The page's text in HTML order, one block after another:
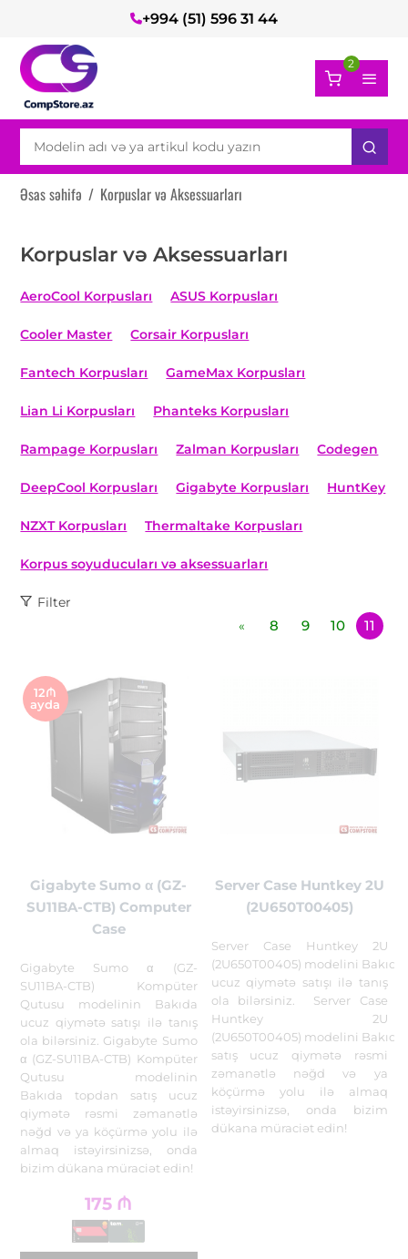
+994 (51) 596 31 44
2
Əsas səhifə / Korpuslar və Aksessuarları
Korpuslar və Aksessuarları
AeroCool Korpusları ASUS Korpusları
Cooler Master Corsair Korpusları
Fantech Korpusları GameMax Korpusları
Lian Li Korpusları Phanteks Korpusları
Rampage Korpusları Zalman Korpusları Codegen
DeepCool Korpusları Gigabyte Korpusları HuntKey
NZXT Korpusları Thermaltake Korpusları
Korpus soyuducuları və aksessuarları
Filter
«
8 9 10 11
12₼
ayda
Gigabyte Sumo α (GZ-
SU11BA-CTB) Computer
Case
Gigabyte Sumo α (GZ-
SU11BA-CTB) Kompüter
Qutusu modelinin Bakıda
ucuz qiymətə satışı ilə tanış
ola bilərsiniz. Gigabyte Sumo
α (GZ-SU11BA-CTB) Kompüter
Qutusu modelinin
Bakıda topdan satış ucuz
qiymətə rəsmi zəmanətlə
nəğd və ya köçürmə yolu ilə
almaq istəyirsinizsə, onda
bizim dükana müraciət edin!
175 ₼
Server Case Huntkey 2U
(2U650T00405)
Server Case Huntkey 2U
(2U650T00405) modelini Bakıda
ucuz qiymətə satışı ilə tanış
ola bilərsiniz. Server Case
Huntkey 2U
(2U650T00405) modelini
satış ucuz qiymətə rəsmi
zəmanətlə nəğd və ya
köçürmə yolu ilə almaq
istəyirsinizsə, onda bizim
dükana müraciət edin!